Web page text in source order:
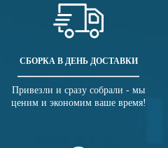
СБОРКА В ДЕНЬ ДОСТАВКИ
Привезли и сразу собрали - мы
ценим и экономим ваше время!